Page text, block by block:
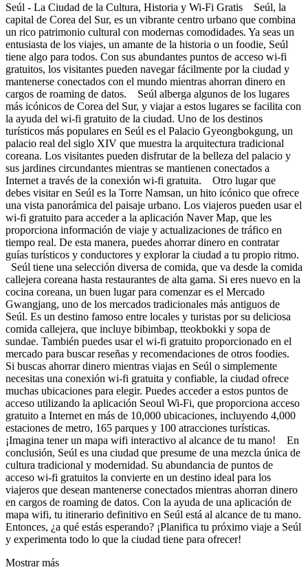
Seúl - La Ciudad de la Cultura, Historia y Wi-Fi Gratis Seúl, la
capital de Corea del Sur, es un vibrante centro urbano que combina
un rico patrimonio cultural con modernas comodidades. Ya seas un
entusiasta de los viajes, un amante de la historia o un foodie, Seúl
tiene algo para todos. Con sus abundantes puntos de acceso wi-fi
gratuitos, los visitantes pueden navegar fácilmente por la ciudad y
mantenerse conectados con el mundo mientras ahorran dinero en
cargos de roaming de datos. Seúl alberga algunos de los lugares
más icónicos de Corea del Sur, y viajar a estos lugares se facilita con
la ayuda del wi-fi gratuito de la ciudad. Uno de los destinos
turísticos más populares en Seúl es el Palacio Gyeongbokgung, un
palacio real del siglo XIV que muestra la arquitectura tradicional
coreana. Los visitantes pueden disfrutar de la belleza del palacio y
sus jardines circundantes mientras se mantienen conectados a
Internet a través de la conexión wi-fi gratuita. Otro lugar que
debes visitar en Seúl es la Torre Namsan, un hito icónico que ofrece
una vista panorámica del paisaje urbano. Los viajeros pueden usar el
wi-fi gratuito para acceder a la aplicación Naver Map, que les
proporciona información de viaje y actualizaciones de tráfico en
tiempo real. De esta manera, puedes ahorrar dinero en contratar
guías turísticos y conductores y explorar la ciudad a tu propio ritmo.
Seúl tiene una selección diversa de comida, que va desde la comida
callejera coreana hasta restaurantes de alta gama. Si eres nuevo en la
cocina coreana, un buen lugar para comenzar es el Mercado
Gwangjang, uno de los mercados tradicionales más antiguos de
Seúl. Es un destino famoso entre locales y turistas por su deliciosa
comida callejera, que incluye bibimbap, tteokbokki y sopa de
sundae. También puedes usar el wi-fi gratuito proporcionado en el
mercado para buscar reseñas y recomendaciones de otros foodies.
Si buscas ahorrar dinero mientras viajas en Seúl o simplemente
necesitas una conexión wi-fi gratuita y confiable, la ciudad ofrece
muchas ubicaciones para elegir. Puedes acceder a estos puntos de
acceso utilizando la aplicación Seoul Wi-Fi, que proporciona acceso
gratuito a Internet en más de 10,000 ubicaciones, incluyendo 4,000
estaciones de metro, 165 parques y 100 atracciones turísticas.
¡Imagina tener un mapa wifi interactivo al alcance de tu mano! En
conclusión, Seúl es una ciudad que presume de una mezcla única de
cultura tradicional y modernidad. Su abundancia de puntos de
acceso wi-fi gratuitos la convierte en un destino ideal para los
viajeros que desean mantenerse conectados mientras ahorran dinero
en cargos de roaming de datos. Con la ayuda de una aplicación de
mapa wifi, tu itinerario definitivo en Seúl está al alcance de tu mano.
Entonces, ¿a qué estás esperando? ¡Planifica tu próximo viaje a Seúl
y experimenta todo lo que la ciudad tiene para ofrecer!
Mostrar más